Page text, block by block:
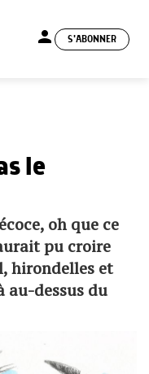
person S'ABONNER
le
oh que ce
pu croire
hirondelles et
dessus du